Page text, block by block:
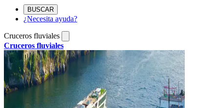
BUSCAR
¿Necesita ayuda?
Cruceros fluviales
Cruceros fluviales